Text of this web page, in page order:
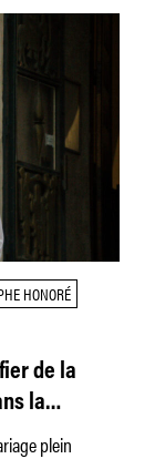
HONORÉ
de la
la
plein